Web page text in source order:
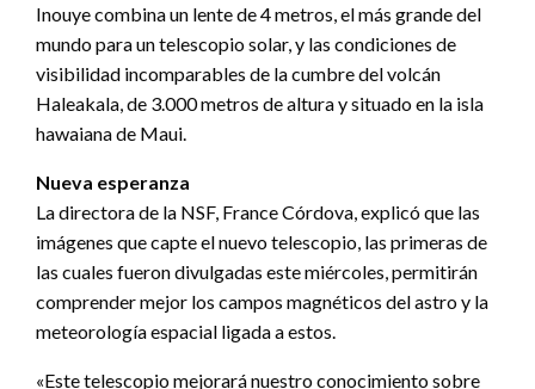
Inouye combina un lente de 4 metros, el más grande del
mundo para un telescopio solar, y las condiciones de
visibilidad incomparables de la cumbre del volcán
Haleakala, de 3.000 metros de altura y situado en la isla
hawaiana de Maui.
Nueva esperanza
La directora de la NSF, France Córdova, explicó que las
imágenes que capte el nuevo telescopio, las primeras de
las cuales fueron divulgadas este miércoles, permitirán
comprender mejor los campos magnéticos del astro y la
meteorología espacial ligada a estos.
«Este telescopio mejorará nuestro conocimiento sobre